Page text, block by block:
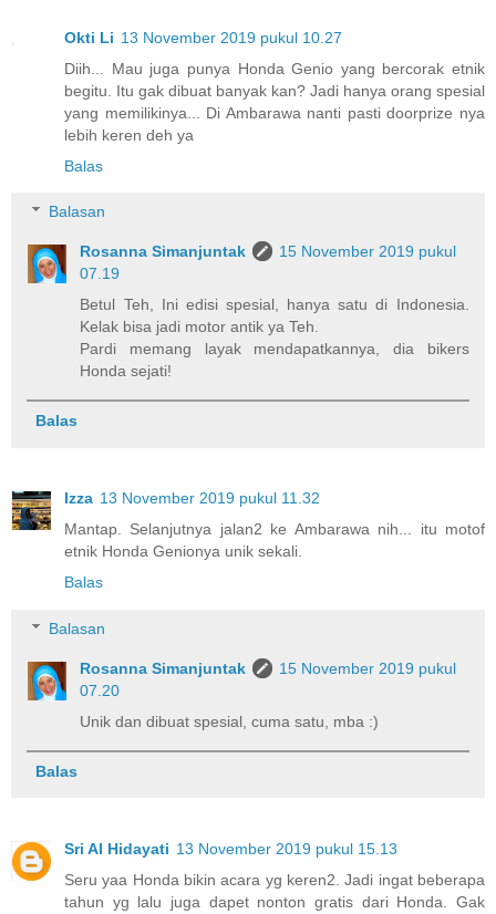
Okti Li 13 November 2019 pukul 10.27
Diih... Mau juga punya Honda Genio yang bercorak etnik
begitu. Itu gak dibuat banyak kan? Jadi hanya orang spesial
yang memilikinya... Di Ambarawa nanti pasti doorprize nya
lebih keren deh ya
Balas
Balasan
Rosanna Simanjuntak
15 November 2019 pukul
07.19
Betul Teh, Ini edisi spesial, hanya satu di Indonesia.
Kelak bisa jadi motor antik ya Teh.
Pardi memang layak mendapatkannya, dia bikers
Honda sejati!
Balas
Izza 13 November 2019 pukul 11.32
Mantap. Selanjutnya jalan2 ke Ambarawa nih... itu motof
etnik Honda Genionya unik sekali.
Balas
Balasan
Rosanna Simanjuntak
15 November 2019 pukul
07.20
Unik dan dibuat spesial, cuma satu, mba :)
Balas
Sri Al Hidayati 13 November 2019 pukul 15.13
Seru yaa Honda bikin acara yg keren2. Jadi ingat beberapa
tahun yg lalu juga dapet nonton gratis dari Honda. Gak